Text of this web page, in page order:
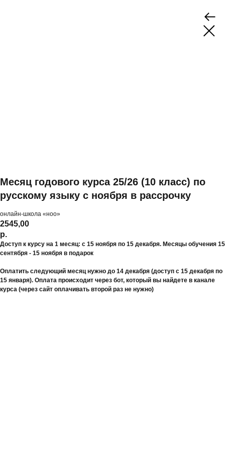
Месяц годового курса 25/26 (10 класс) по
русскому языку с ноября в рассрочку
онлайн-школа «ноо»
2545,00
р.
Доступ к курсу на 1 месяц: с 15 ноября по 15 декабря. Месяцы обучения 15
сентября - 15 ноября в подарок
Оплатить следующий месяц нужно до 14 декабря (доступ с 15 декабря по
15 января). Оплата происходит через бот, который вы найдете в канале
курса (через сайт оплачивать второй раз не нужно)